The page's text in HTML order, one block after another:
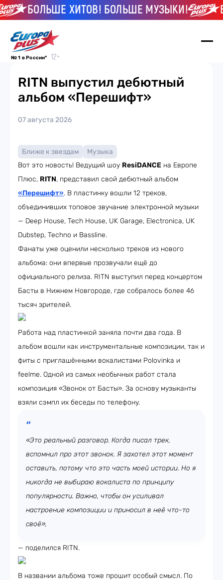
БОЛЬШЕ ХИТОВ! БОЛЬШЕ МУЗЫКИ!
№ 1 в России*
RITN выпустил дебютный
альбом «Перешифт»
07 августа 2026
Ближе к звездам
Музыка
Вот это новость! Ведущий шоу ResiDANCE на Европе
Плюс, RITN, представил свой дебютный альбом
«Перешифт». В пластинку вошли 12 треков,
объединивших топовое звучание электронной музыки
— Deep House, Tech House, UK Garage, Electronica, UK
Dubstep, Techno и Bassline.
Фанаты уже оценили несколько треков из нового
альбома: они впервые прозвучали ещё до
официального релиза. RITN выступил перед концертом
Басты в Нижнем Новгороде, где собралось более 46
тысяч зрителей.
Работа над пластинкой заняла почти два года. В
альбом вошли как инструментальные композиции, так и
фиты с приглашёнными вокалистами Polovinka и
feelme. Одной из самых необычных работ стала
композиция «Звонок от Басты». За основу музыканты
взяли сэмпл их беседы по телефону.
«Это реальный разговор. Когда писал трек,
вспомнил про этот звонок. Я захотел этот момент
оставить, потому что это часть моей истории. Но я
никогда не выбираю вокалиста по принципу
популярности. Важно, чтобы он усиливал
настроение композиции и приносил в неё что-то
своё»,
— поделился RITN.
В названии альбома тоже прошит особый смысл. По